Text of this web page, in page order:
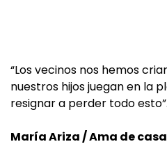
“Los vecinos nos hemos
nuestros hijos juegan en la
resignar a perder todo esto”.
María Ariza / Ama de casa